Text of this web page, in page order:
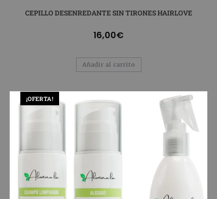
CEPILLO DESENREDANTE SIN TIRONES HAIRLOVE
16,00€
Añadir al carrito
¡OFERTA!